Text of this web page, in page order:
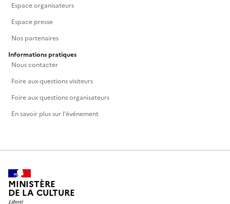
Espace organisateurs
Espace presse
Nos partenaires
Informations pratiques
Nous contacter
Foire aux questions visiteurs
Foire aux questions organisateurs
En savoir plus sur l'événement
MINISTÈRE
DE LA CULTURE